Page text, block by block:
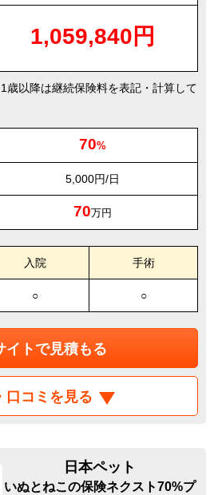
1,059,840円
歳以降は継続保険料を表記・計算して
70%
5,000円/日
70万円
入院 手術
○ ○
イトで見積もる
口コミを見る
日本ペット
いぬとねこの保険ネクスト70%プ